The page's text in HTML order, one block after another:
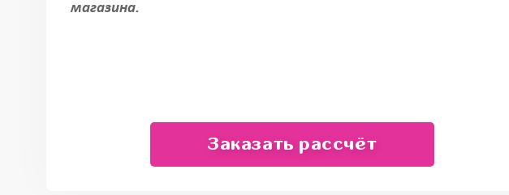
магазина.
Заказать рассчёт